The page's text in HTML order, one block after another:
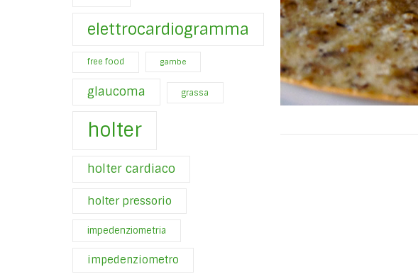
elettrocardiogramma
free food gambe
glaucoma grassa
holter
holter cardiaco
holter pressorio
impedenziometria
impedenziometro